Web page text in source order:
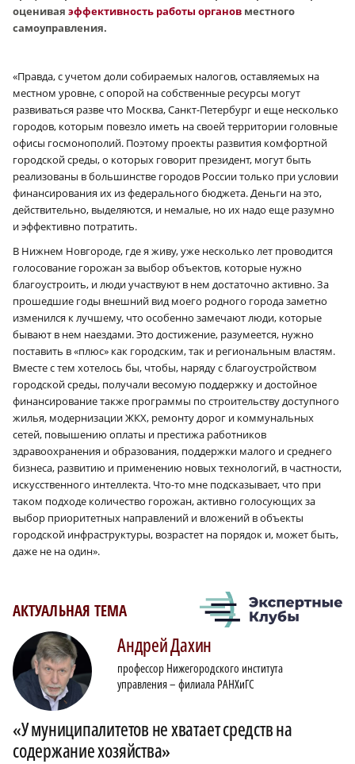
оценивая эффективность работы органов местного
самоуправления.
«Правда, с учетом доли собираемых налогов, оставляемых на
местном уровне, с опорой на собственные ресурсы могут
развиваться разве что Москва, Санкт-Петербург и еще несколько
городов, которым повезло иметь на своей территории головные
офисы госмонополий. Поэтому проекты развития комфортной
городской среды, о которых говорит президент, могут быть
реализованы в большинстве городов России только при условии
финансирования их из федерального бюджета. Деньги на это,
действительно, выделяются, и немалые, но их надо еще разумно
и эффективно потратить.
В Нижнем Новгороде, где я живу, уже несколько лет проводится
голосование горожан за выбор объектов, которые нужно
благоустроить, и люди участвуют в нем достаточно активно. За
прошедшие годы внешний вид моего родного города заметно
изменился к лучшему, что особенно замечают люди, которые
бывают в нем наездами. Это достижение, разумеется, нужно
поставить в «плюс» как городским, так и региональным властям.
Вместе с тем хотелось бы, чтобы, наряду с благоустройством
городской среды, получали весомую поддержку и достойное
финансирование также программы по строительству доступного
жилья, модернизации ЖКХ, ремонту дорог и коммунальных
сетей, повышению оплаты и престижа работников
здравоохранения и образования, поддержки малого и среднего
бизнеса, развитию и применению новых технологий, в частности,
искусственного интеллекта. Что-то мне подсказывает, что при
таком подходе количество горожан, активно голосующих за
выбор приоритетных направлений и вложений в объекты
городской инфраструктуры, возрастет на порядок и, может быть,
даже не на один».
АКТУАЛЬНАЯ ТЕМА
АндрейДахин
профессор Нижегородского института
управления – филиала РАНХиГС
«У муниципалитетов не хватает средств на
содержание хозяйства»